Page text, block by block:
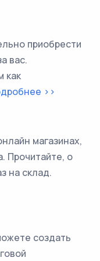
приобрести
вас.
как
>>
магазинах,
Прочитайте, о
на склад.
создать